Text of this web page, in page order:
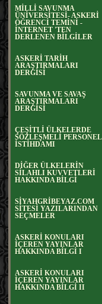
MİLLİ SAVUNMA
ÜNİVERSİTESİ- ASKERİ
ÖĞRENCİ TEMİNİ -
İNTERNET 'TEN
DERLENEN BİLGİLER
ASKERİ TARİH
ARAŞTIRMALARI
DERGİSİ
SAVUNMA VE SAVAŞ
ARAŞTIRMALARI
DERGİSİ
ÇEŞİTLİ ÜLKELERDE
SÖZLEŞMELİ PERSONEL
İSTİHDAMI
DİĞER ÜLKELERİN
SİLAHLI KUVVETLERİ
HAKKINDA BİLGİ
SİYAHGRİBEYAZ.COM
SİTESİ YAZILARINDAN
SEÇMELER
ASKERİ KONULARI
İÇEREN YAYINLAR
HAKKINDA BİLGİ I
ASKERİ KONULARI
İÇEREN YAYINLAR
HAKKINDA BİLGİ II